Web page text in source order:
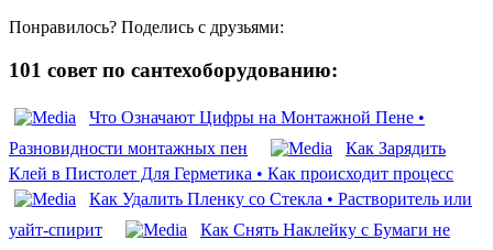
Понравилось? Поделись с друзьями:
101 совет по сантехоборудованию:
Что Означают Цифры на Монтажной Пене •
Разновидности монтажных пен
Как Зарядить
Клей в Пистолет Для Герметика • Как происходит процесс
Как Удалить Пленку со Стекла • Растворитель или
уайт-спирит
Как Снять Наклейку с Бумаги не